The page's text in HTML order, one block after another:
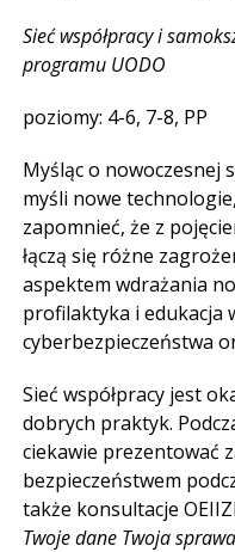
Sieć współpracy i
programu UODO
poziomy: 4-6, 7-8, PP
Myśląc o nowoczesnej
myśli nowe
zapomnieć, że z
łączą się różne
aspektem wdrażania
profilaktyka i edukacja
cyberbezpieczeństwa
Sieć współpracy jest
dobrych praktyk.
ciekawie prezentować
bezpieczeństwem
także konsultacje
Twoje dane Twoja